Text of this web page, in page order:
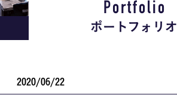
NEWS
学科・専攻案内
学校案内
Portfolio
ポートフォリオ
2020/06/22